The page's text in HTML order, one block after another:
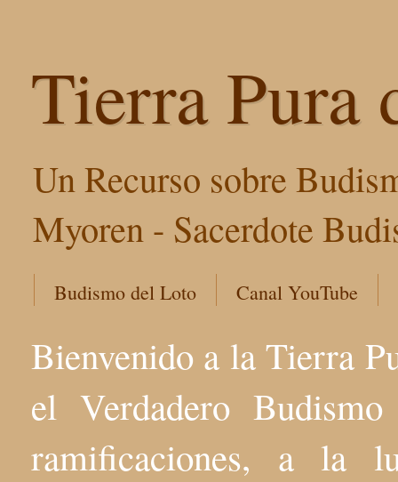
Tierra Pura
Un Recurso sobre
Myoren - Sacerdote
Budismo del Loto Canal YouTube
Bienvenido a la Tierra
el Verdadero
ramificaciones, a la